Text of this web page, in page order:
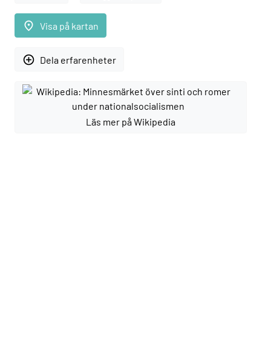
place Visa på kartan
add_circle_outline Dela erfarenheter
Läs mer på Wikipedia